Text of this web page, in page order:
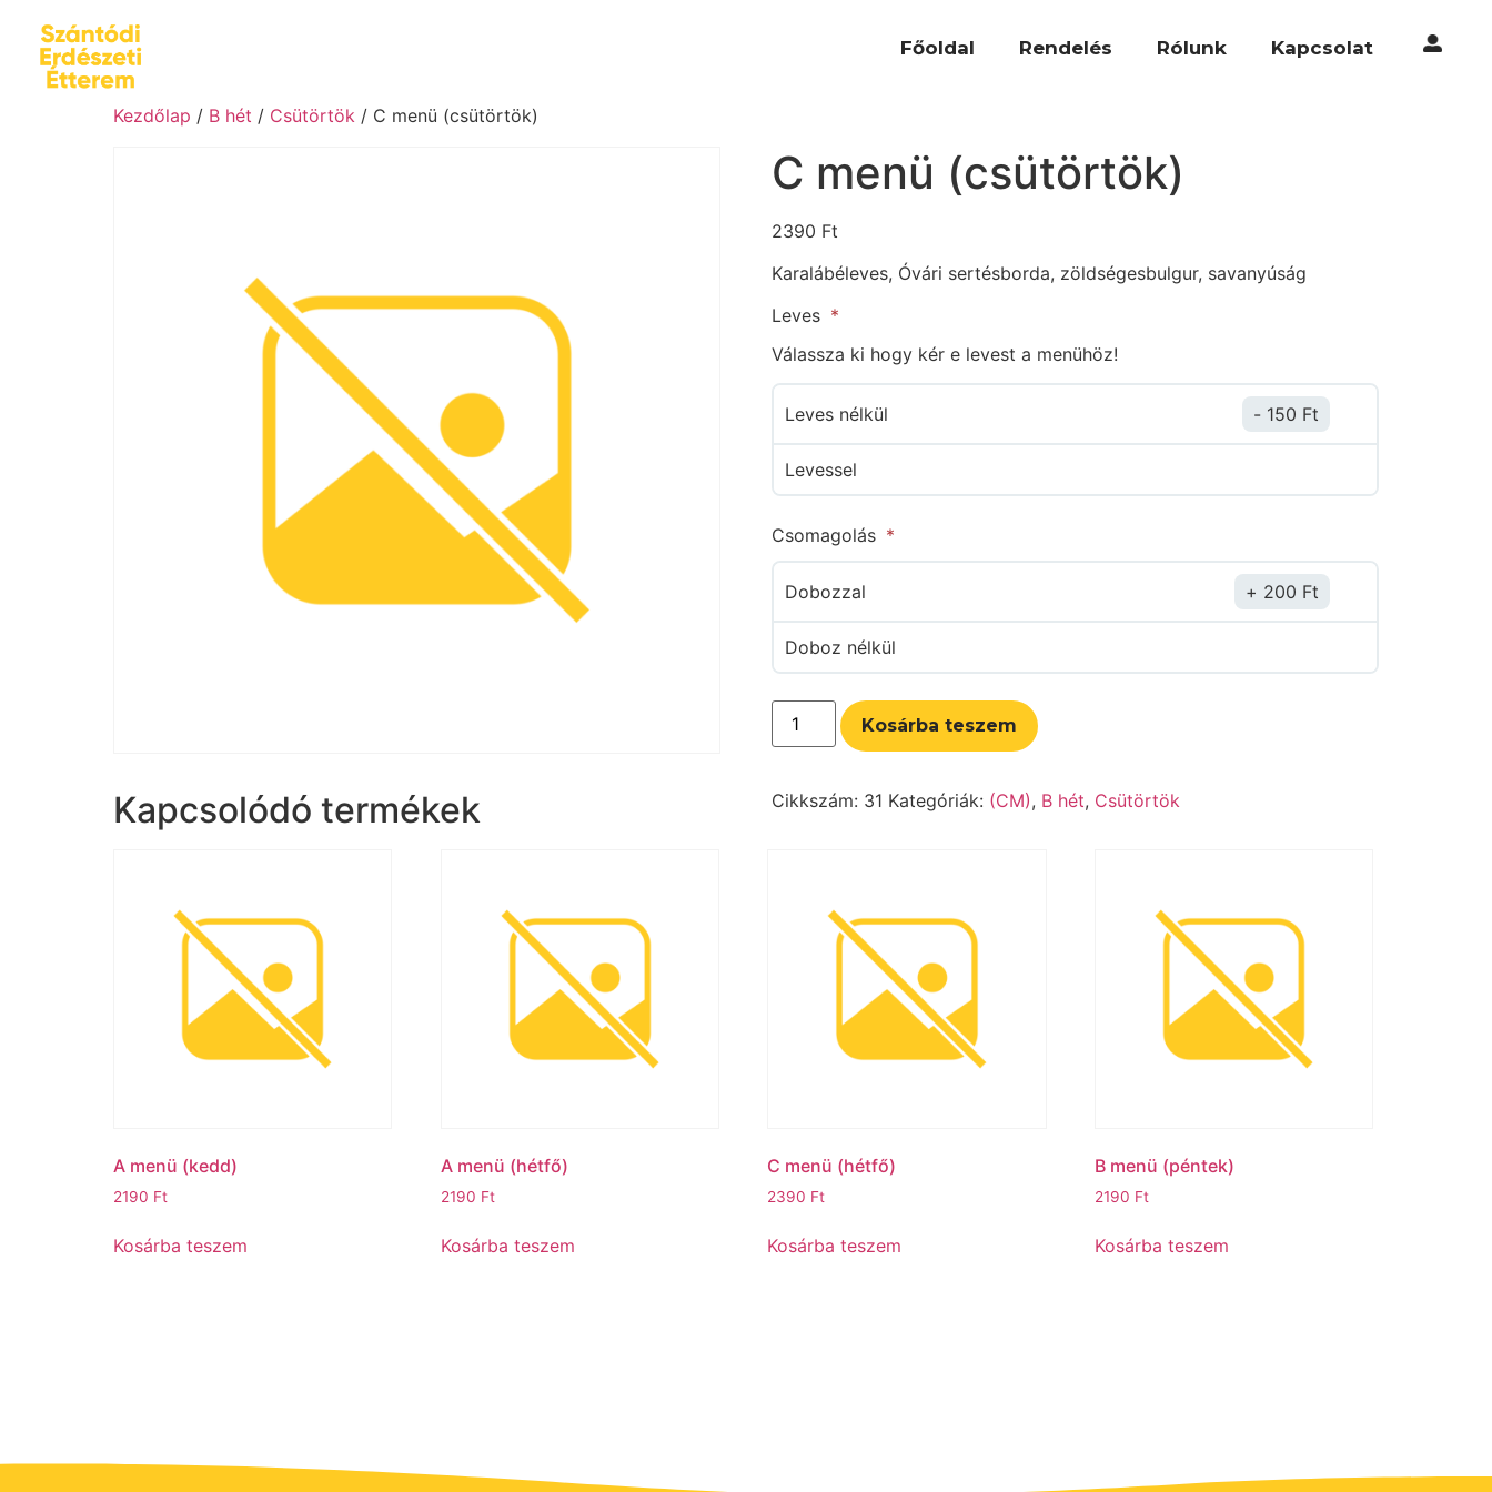
Főoldal Rendelés Rólunk Kapcsolat
Kezdőlap / B hét / Csütörtök / C menü (csütörtök)ㅤ
C menü (csütörtök)ㅤ
2390 Ft
Karalábéleves, Óvári sertésborda, zöldségesbulgur, savanyúság
Leves
Válassza ki hogy kér e levest a menühöz!
Leves nélkül 150 Ft
Levessel
Csomagolás
Dobozzal 200 Ft
Doboz nélkül
Kosárba teszem
Cikkszám: 31 Kategóriák: (CM), B hét, Csütörtök
Kapcsolódó termékek
A menü (kedd)ㅤ
2190 Ft
Kosárba teszem
A menü (hétfő)‎‎‎‎‎ㅤ
2190 Ft
Kosárba teszem
C menü (hétfő)ㅤ
2390 Ft
Kosárba teszem
B menü (péntek)ㅤ
2190 Ft
Kosárba teszem